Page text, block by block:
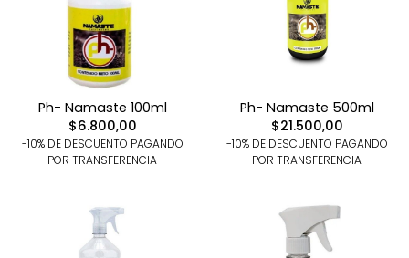
Ph- Namaste 100ml
$6.800,00
-10% DE DESCUENTO PAGANDO
POR TRANSFERENCIA
Ph- Namaste 500ml
$21.500,00
-10% DE DESCUENTO PAGANDO
POR TRANSFERENCIA